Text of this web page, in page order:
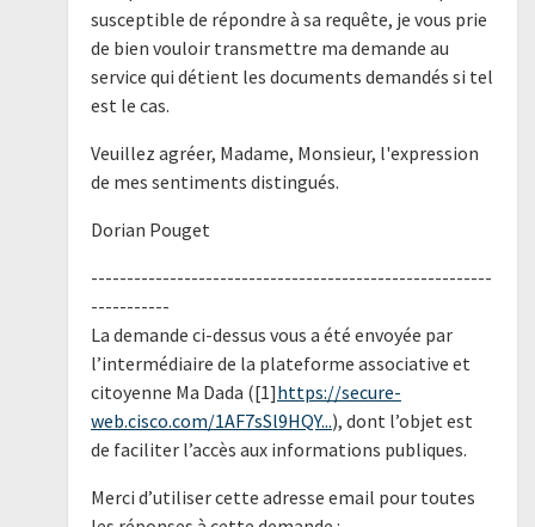
susceptible de répondre à sa requête, je vous prie
de bien vouloir transmettre ma demande au
service qui détient les documents demandés si tel
est le cas.
Veuillez agréer, Madame, Monsieur, l'expression
de mes sentiments distingués.
Dorian Pouget
--------------------------------------------------------
-----------
La demande ci-dessus vous a été envoyée par
l’intermédiaire de la plateforme associative et
citoyenne Ma Dada ([1]https://secure-
web.cisco.com/1AF7sSl9HQY...), dont l’objet est
de faciliter l’accès aux informations publiques.
Merci d’utiliser cette adresse email pour toutes